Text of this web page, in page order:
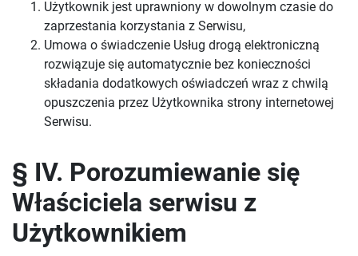
Użytkownik jest uprawniony w dowolnym czasie do
zaprzestania korzystania z Serwisu,
Umowa o świadczenie Usług drogą elektroniczną
rozwiązuje się automatycznie bez konieczności
składania dodatkowych oświadczeń wraz z chwilą
opuszczenia przez Użytkownika strony internetowej
Serwisu.
§ IV. Porozumiewanie się
Właściciela serwisu z
Użytkownikiem